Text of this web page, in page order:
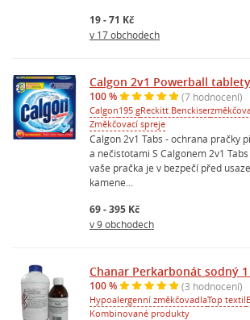
19 - 71 Kč
v 17 obchodech
Calgon 2v1 Powerball
100 % (7 hodnocení)
Calgon195 gReckitt Benckiser
Změkčovací spreje
Calgon 2v1 Tabs - ochrana pračky
a nečistotami S Calgonem 2v1
vaše pračka je v bezpečí před
kamene...
69 - 395 Kč
v 9 obchodech
Chanar Perkarbonát sodný 1
100 % (3 hodnocení)
Hypoalergenní změkčovadlaTop textil
Kombinované produkty